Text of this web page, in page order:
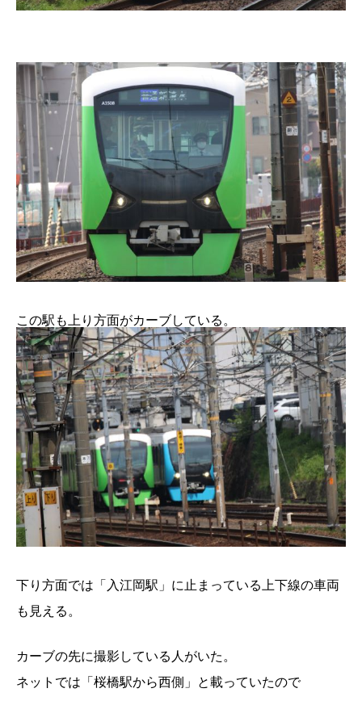
この駅も上り方面がカーブしている。
下り方面では「入江岡駅」に止まっている上下線の車両
も見える。
カーブの先に撮影している人がいた。
ネットでは「桜橋駅から西側」と載っていたので